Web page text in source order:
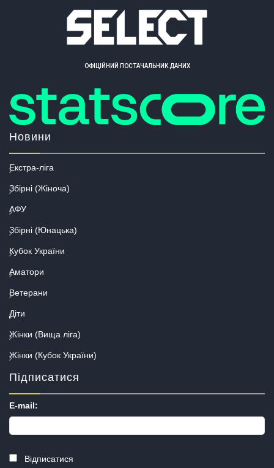
ОФІЦІЙНИЙ ПОСТАЧАЛЬНИК ДАНИХ
Новини
Екстра-ліга
Збірні (Жіноча)
АФУ
Збірні (Юнацька)
Кубок України
Аматори
Ветерани
Діти
Жінки (Вища ліга)
Жінки (Кубок України)
Підписатися
E-mail:
Відписатися